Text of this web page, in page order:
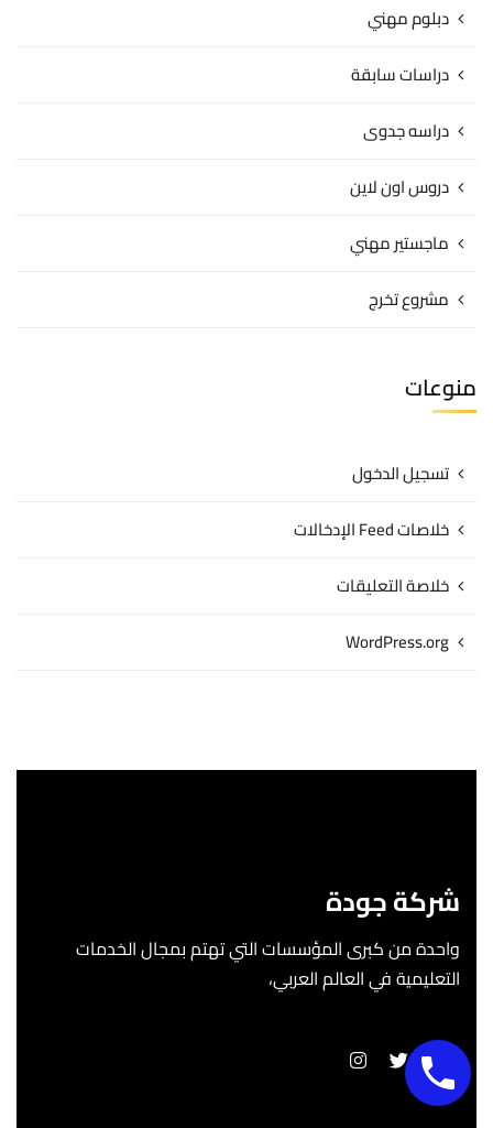
دبلوم مهني
دراسات سابقة
دراسه جدوى
دروس اون لاين
ماجستير مهني
مشروع تخرج
منوعات
تسجيل الدخول
خلاصات Feed الإدخالات
خلاصة التعليقات
WordPress.org
شركة جودة
واحدة من كبرى المؤسسات التي تهتم بمجال الخدمات
التعليمية في العالم العربي،